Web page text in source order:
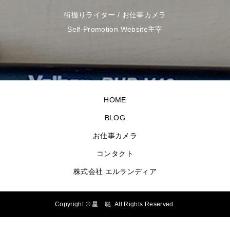
街撮りライター / お仕事カメラ
Self-Promotion Website主宰
HOME
BLOG
お仕事カメラ
コンタクト
株式会社 エルランディア
Copyright ©星 聡. All Rights Reserved.